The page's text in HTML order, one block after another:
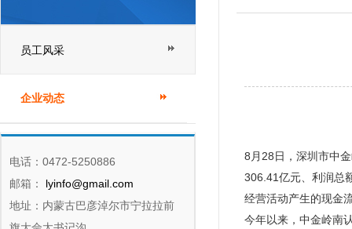
员工风采
企业动态
电话：0472-5250886
邮箱：
lyinfo@gmail.com
地址：内蒙古巴彦淖尔市宁拉拉前
8月28日，深圳市中
306.41亿元、利润总
经营活动产生的现金
今年以来，中金岭南